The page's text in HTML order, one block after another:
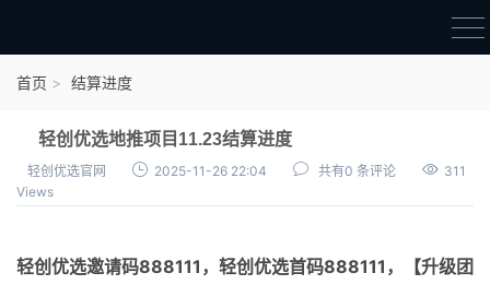
结算进度
团队长扶持
首页 结算进度
轻创优选地推项目11.23结算进度
轻创优选官网 2025-11-26 22:04 共有0 条评论
311
Views
轻创优选邀请码888111， 轻创优选首码888111，【升级团